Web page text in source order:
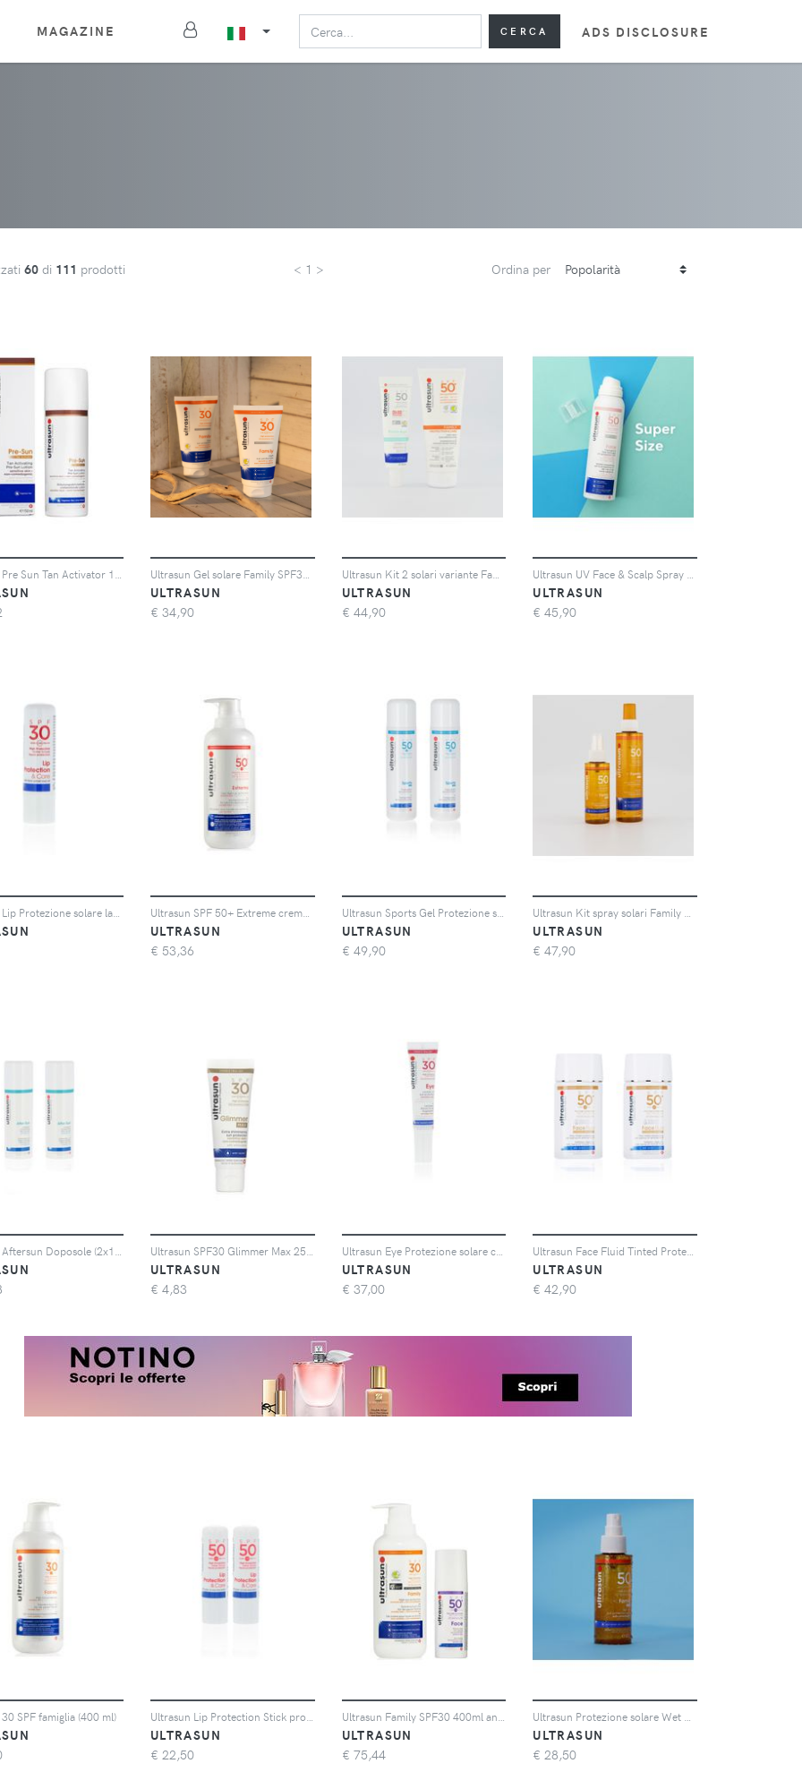
MAGAZINE CERCA ADS DISCLOSURE
60 di 111 prodotti < 1 > Ordina per
ULTRASUN
€ 34,90
Ultrasun Kit 2 solari variante Family o Tan (200ml + 100ml)
ULTRASUN
€ 44,90
ULTRASUN
€ 45,90
Ultrasun SPF 50+ Extreme crema solare (400 ml)
ULTRASUN
€ 53,36
Ultrasun Sports Gel Protezione solare corpo SPF50 (2x200ml)
ULTRASUN
€ 49,90
ULTRASUN
€ 47,90
ULTRASUN
€ 4,83
Ultrasun Eye Protezione solare contorno occhi SPF30 (2x15ml)
ULTRASUN
€ 37,00
ULTRASUN
€ 42,90
SPF famiglia (400 ml)
ULTRASUN
€ 22,50
ULTRASUN
€ 75,44
ULTRASUN
€ 28,50